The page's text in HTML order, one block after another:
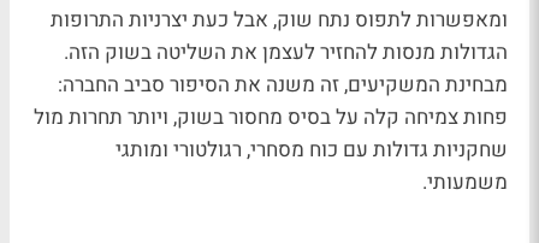
ומאפשרות לתפוס נתח שוק, אבל כעת יצרניות התרופות
הגדולות מנסות להחזיר לעצמן את השליטה בשוק הזה.
מבחינת המשקיעים, זה משנה את הסיפור סביב החברה:
פחות צמיחה קלה על בסיס מחסור בשוק, ויותר תחרות מול
שחקניות גדולות עם כוח מסחרי, רגולטורי ומותגי
משמעותי.